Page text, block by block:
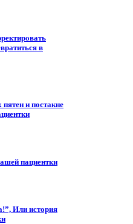
в
и постакне
пациентки
Или история